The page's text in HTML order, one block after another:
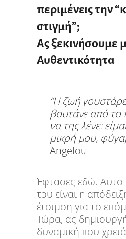
περιμένεις την
στιγμή”;
Ας ξεκινήσουμε
Αυθεντικότητα
“Η ζωή
βουτάνε από το
να της λένε:
μικρή μου,
Angelou
Έφτασες εδώ.
του είναι η
έτοιμοη για το
Τώρα, ας
δυναμική που